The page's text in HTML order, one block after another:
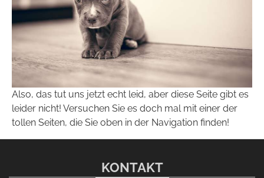
Also, das tut uns jetzt echt leid, aber diese Seite gibt es
leider nicht! Versuchen Sie es doch mal mit einer der
tollen Seiten, die Sie oben in der Navigation finden!
KONTAKT